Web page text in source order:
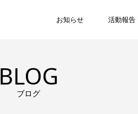
お知らせ 活動報告
BLOG
ブログ